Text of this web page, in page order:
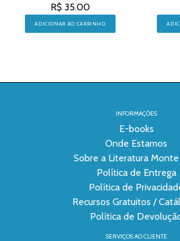
R$ 35.00
ADICIONAR AO CARRINHO
INFORMAÇÕES
E-books
Onde Estamos
Sobre a Literatura Monte
Política de Entrega
Política de
Recursos Gratuitos /
Política de
SERVIÇOS AO CLIENTE